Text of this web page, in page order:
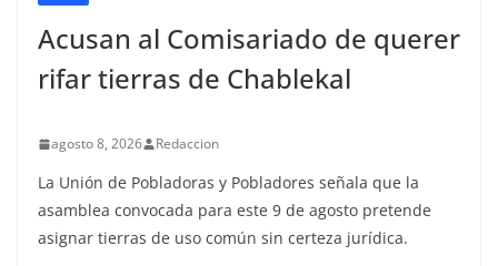
Acusan al Comisariado de querer
rifar tierras de Chablekal
agosto 8, 2026 Redaccion
La Unión de Pobladoras y Pobladores señala que la
asamblea convocada para este 9 de agosto pretende
asignar tierras de uso común sin certeza jurídica.